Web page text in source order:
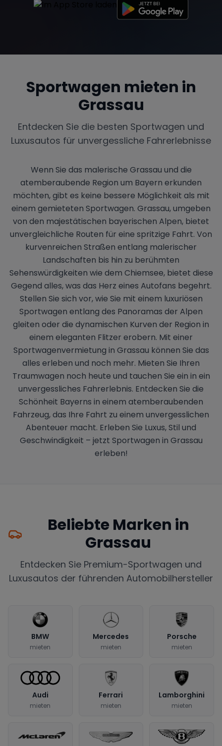
Sportwagen mieten in
Grassau
Entdecken Sie die besten Sportwagen und
Luxusautos für unvergessliche Fahrerlebnisse
Wenn Sie das malerische Grassau und die
atemberaubende Region um Bayern erkunden
möchten, gibt es keine bessere Möglichkeit als mit
einem gemieteten Sportwagen. Grassau, umgeben
von den majestätischen bayerischen Alpen, bietet
unvergleichliche Routen für eine spritzige Fahrt. Von
kurvenreichen Straßen entlang malerischer
Landschaften bis hin zu berühmten
Sehenswürdigkeiten wie dem Chiemsee, bietet diese
Gegend alles, was das Herz eines Autofans begehrt.
Stellen Sie sich vor, wie Sie mit einem luxuriösen
Sportwagen entlang des Panoramas der Alpen
gleiten oder die dynamischen Kurven der Region in
einem eleganten Flitzer erobern. Mit einer
Sportwagenvermietung in Grassau können Sie das
alles erleben und noch mehr. Mieten Sie Ihren
Traumwagen noch heute und tauchen Sie ein in ein
unvergessliches Fahrerlebnis. Entdecken Sie die
Schönheit Bayerns in einem atemberaubenden
Fahrzeug, das Ihre Fahrt zu einem unvergesslichen
Abenteuer macht. Erleben Sie Luxus, Stil und
Geschwindigkeit – jetzt Sportwagen in Grassau
erleben!
Beliebte Marken in
Grassau
Entdecken Sie Premium-Sportwagen und
Luxusautos der führenden Automobilhersteller
BMW
mieten
Mercedes
mieten
Porsche
mieten
Audi
mieten
Ferrari
mieten
Lamborghini
mieten